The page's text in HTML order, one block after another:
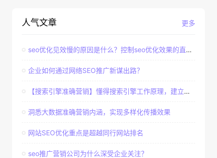
更多
人气文章
seo优化见效慢的原因是什么？控制seo优化效果的直接因素
企业如何通过网络SEO推广新谋出路？
【搜索引擎准确营销】懂得搜索引擎工作原理，建立准确客户群体
洞悉大数据准确营销内涵，实现多样化传播效果
网站SEO优化重点是超越同行网站排名
seo推广营销公司为什么深受企业关注？